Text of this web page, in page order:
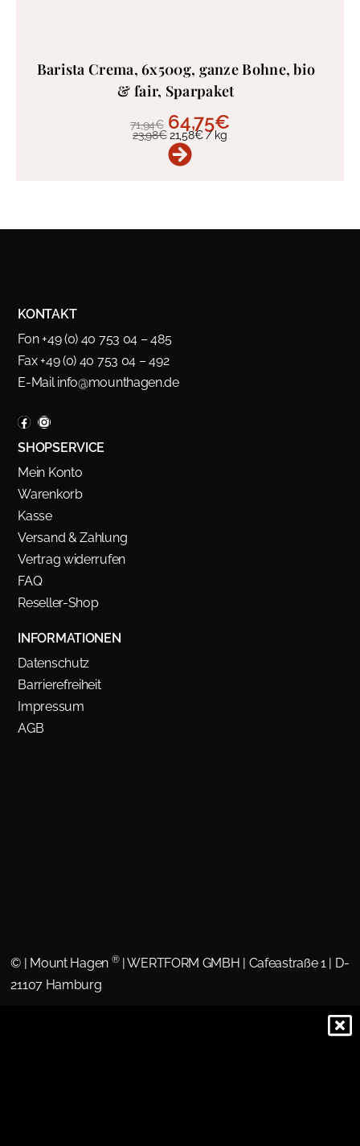
Barista Crema, 6x500g, ganze Bohne, bio
& fair, Sparpaket
71,94€ 64,75€
23,98€ 21,58€/kg
KONTAKT
Fon +49 (0) 40 753 04 – 485
Fax +49 (0) 40 753 04 – 492
E-Mailinfo@mounthagen.de
SHOPSERVICE
Mein Konto
Warenkorb
Kasse
Versand & Zahlung
Vertrag widerrufen
FAQ
Reseller-Shop
INFORMATIONEN
Datenschutz
Barrierefreiheit
Impressum
AGB
© | Mount Hagen ®| WERTFORM GMBH | Cafeastraße 1 | D-
21107 Hamburg